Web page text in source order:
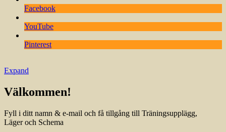
Facebook
YouTube
Pinterest
Expand
Välkommen!
Fyll i ditt namn & e-mail och få tillgång till Träningsupplägg,
Läger och Schema